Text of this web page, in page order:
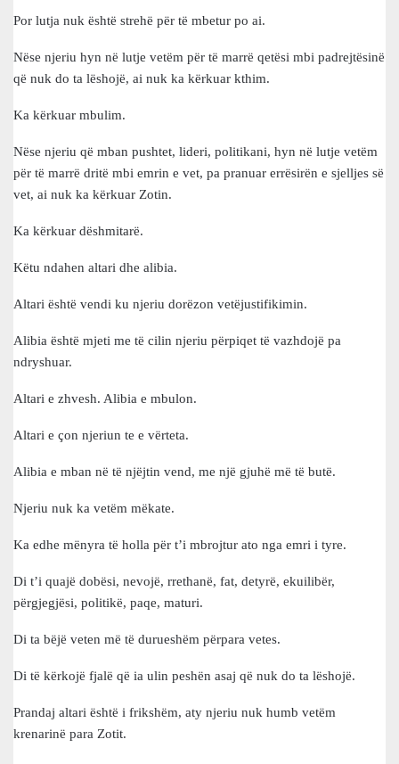
Por lutja nuk është strehë për të mbetur po ai.
Nëse njeriu hyn në lutje vetëm për të marrë qetësi mbi padrejtësinë
që nuk do ta lëshojë, ai nuk ka kërkuar kthim.
Ka kërkuar mbulim.
Nëse njeriu që mban pushtet, lideri, politikani, hyn në lutje vetëm
për të marrë dritë mbi emrin e vet, pa pranuar errësirën e sjelljes së
vet, ai nuk ka kërkuar Zotin.
Ka kërkuar dëshmitarë.
Këtu ndahen altari dhe alibia.
Altari është vendi ku njeriu dorëzon vetëjustifikimin.
Alibia është mjeti me të cilin njeriu përpiqet të vazhdojë pa
ndryshuar.
Altari e zhvesh. Alibia e mbulon.
Altari e çon njeriun te e vërteta.
Alibia e mban në të njëjtin vend, me një gjuhë më të butë.
Njeriu nuk ka vetëm mëkate.
Ka edhe mënyra të holla për t’i mbrojtur ato nga emri i tyre.
Di t’i quajë dobësi, nevojë, rrethanë, fat, detyrë, ekuilibër,
përgjegjësi, politikë, paqe, maturi.
Di ta bëjë veten më të durueshëm përpara vetes.
Di të kërkojë fjalë që ia ulin peshën asaj që nuk do ta lëshojë.
Prandaj altari është i frikshëm, aty njeriu nuk humb vetëm
krenarinë para Zotit.